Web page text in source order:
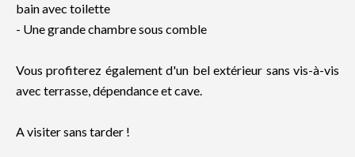
bain avec toilette
- Une grande chambre sous comble
Vous profiterez également d'un bel extérieur sans vis-à-vis
avec terrasse, dépendance et cave.
A visiter sans tarder !